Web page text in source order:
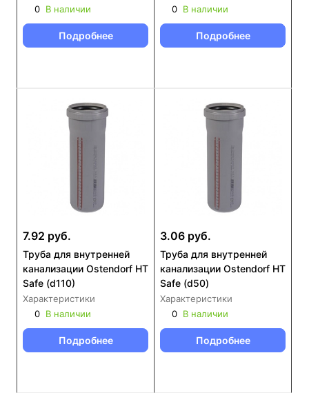
0 В наличии
Подробнее
0 В наличии
Подробнее
7.92 руб.
Труба для внутренней
канализации Ostendorf HT
Safe (d110)
Характеристики
0 В наличии
Подробнее
3.06 руб.
Труба для внутренней
канализации Ostendorf HT
Safe (d50)
Характеристики
0 В наличии
Подробнее